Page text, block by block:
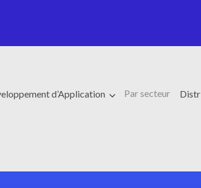
d’Application Par secteur